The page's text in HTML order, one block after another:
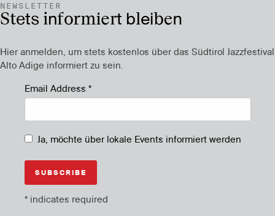
NEWSLETTER
Stets informiert bleiben
Hier anmelden, um stets kostenlos über das Südtirol Jazzfestival
Alto Adige informiert zu sein.
Email Address *
Ja, möchte über lokale Events informiert werden
*indicates required